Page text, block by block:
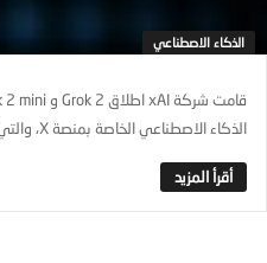
الذكاء الاصطناعي
الذكاء الاصطناعي الخاصة بمنصة X، والتي تنافس ChatGPT و Gemini. ولكن ما ...